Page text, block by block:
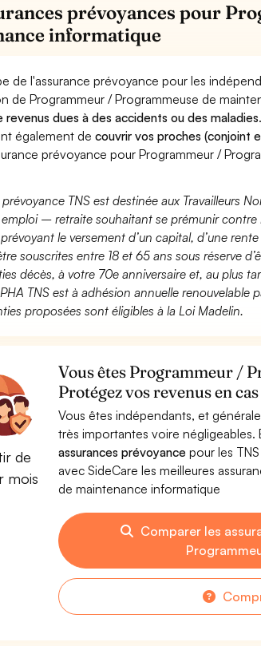
prévoyances pour
informatique
de l'assurance prévoyance pour les
de Programmeur / Programmeuse de
revenus dues à des accidents ou des maladies
également decouvrir vos proches (conjoint
prévoyance pour Programmeur /
prévoyance TNS est destinée aux Travailleurs
– retraite souhaitant se prémunir
le versement d’un capital, d’une
souscrites entre 18 et 65 ans sous réserve
décès, à votre 70e anniversaire et, au plus
TNS est à adhésion annuelle
proposées sont éligibles à la Loi Madelin.
de
mois
Vous êtes Programmeur /
Protégez vos revenus en
Vous êtes indépendants, et
très importantes voire
assurances prévoyancepour les
avec SideCare les meilleures
de maintenance informatique
Comparer les